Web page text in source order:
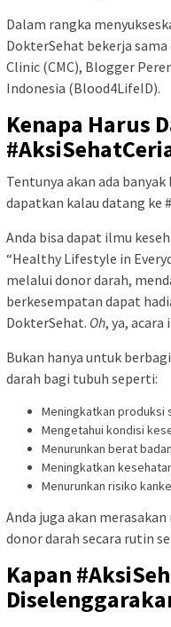
Dalam rangka
DokterSehat bekerja
Clinic (CMC), Blogger
Indonesia (Blood4LifeID).
Kenapa Harus
Tentunya akan ada
dapatkan kalau datang ke
Anda bisa dapat ilmu
“Healthy Lifestyle in
melalui donor darah,
berkesempatan dapat
DokterSehat. Oh, ya, acara
Bukan hanya untuk
darah bagi tubuh seperti:
Meningkatkan produksi
Mengetahui kondisi
Menurunkan berat badan
Meningkatkan
Menurunkan risiko
Anda juga akan
donor darah secara rutin
Kapan